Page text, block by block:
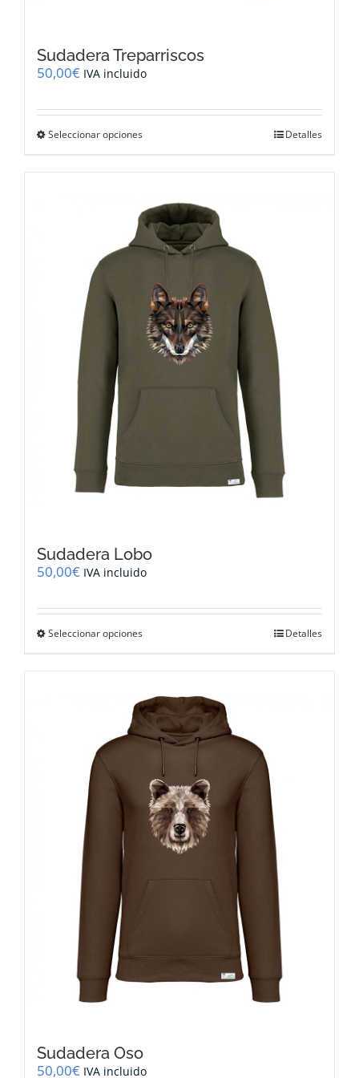
Sudadera Treparriscos
50,00€ IVA incluido
Seleccionar opciones
variantes.
Las
opciones
se
elegir
en
la
página
de
producto
Detalles
Sudadera Lobo
50,00€ IVA incluido
Seleccionar opciones
variantes.
Las
opciones
se
pueden
elegir
en
la
página
de
producto
Detalles
Sudadera Oso
50,00€ IVA incluido